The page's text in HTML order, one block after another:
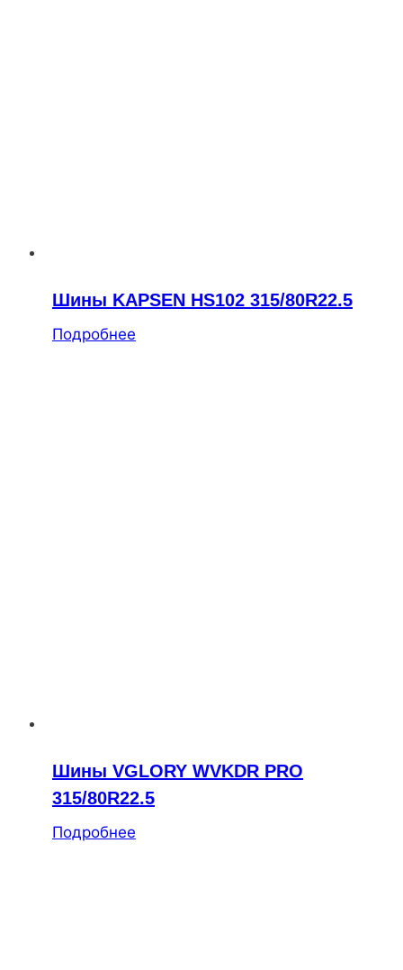
Шины KAPSEN HS102 315/80R22.5
Подробнее
Шины VGLORY WVKDR PRO
315/80R22.5
Подробнее